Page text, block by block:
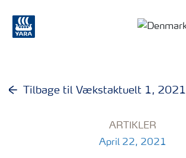
Tilbage til Vækstaktuelt 1, 2021
ARTIKLER
April 22, 2021